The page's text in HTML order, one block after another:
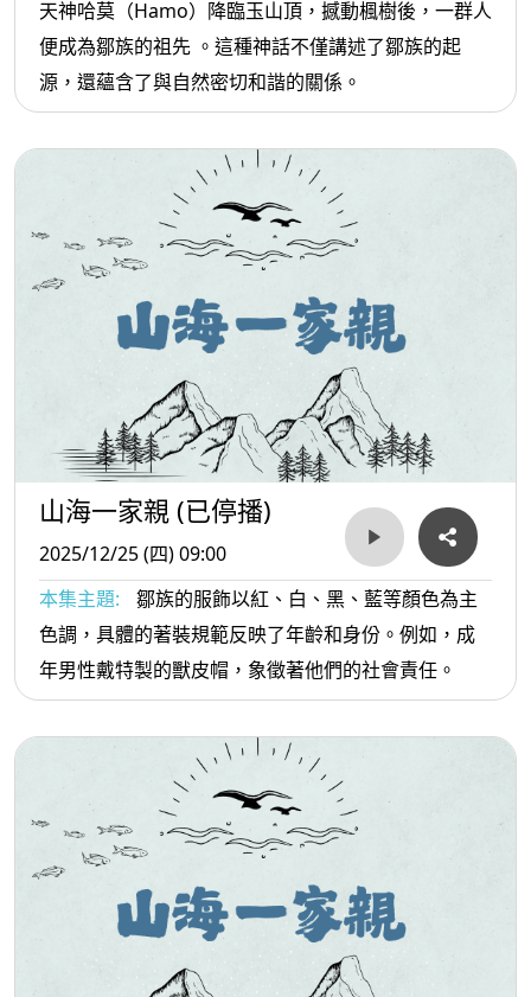
天神哈莫（Hamo）降臨玉山頂，撼動楓樹後，一群人
便成為鄒族的祖先 。這種神話不僅講述了鄒族的起
源，還蘊含了與自然密切和諧的關係。
山海一家親 (已停播)
2025/12/25 (四) 09:00
本集主題:
鄒族的服飾以紅、白、黑、藍等顏色為主
色調，具體的著裝規範反映了年齡和身份。例如，成
年男性戴特製的獸皮帽，象徵著他們的社會責任。